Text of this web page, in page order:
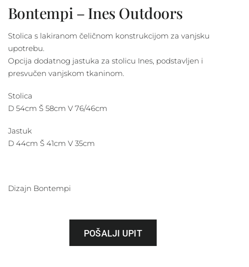
Bontempi – Ines Outdoors
Stolica s lakiranom čeličnom konstrukcijom za vanjsku
upotrebu.
Opcija dodatnog jastuka za stolicu Ines, podstavljen i
presvučen vanjskom tkaninom.
Stolica
D 54cm Š 58cm V 76/46cm
Jastuk
D 44cm Š 41cm V 35cm
Dizajn Bontempi
POŠALJI UPIT